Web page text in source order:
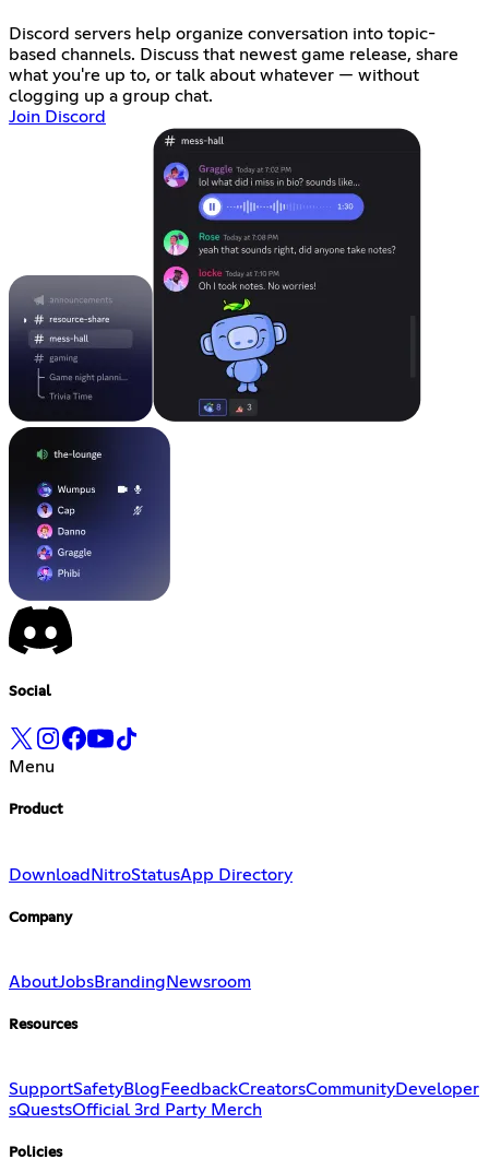
Discord servers help organize conversation into topic-
based channels. Discuss that newest game release, share
what you're up to, or talk about whatever — without
clogging up a group chat.
Join Discord
Social
Menu
Product
DownloadNitroStatusApp Directory
Company
AboutJobsBranding Newsroom
Resources
SupportSafetyBlog FeedbackCreatorsCommunityDeveloper
sQuestsOfficial 3rd Party Merch
Policies